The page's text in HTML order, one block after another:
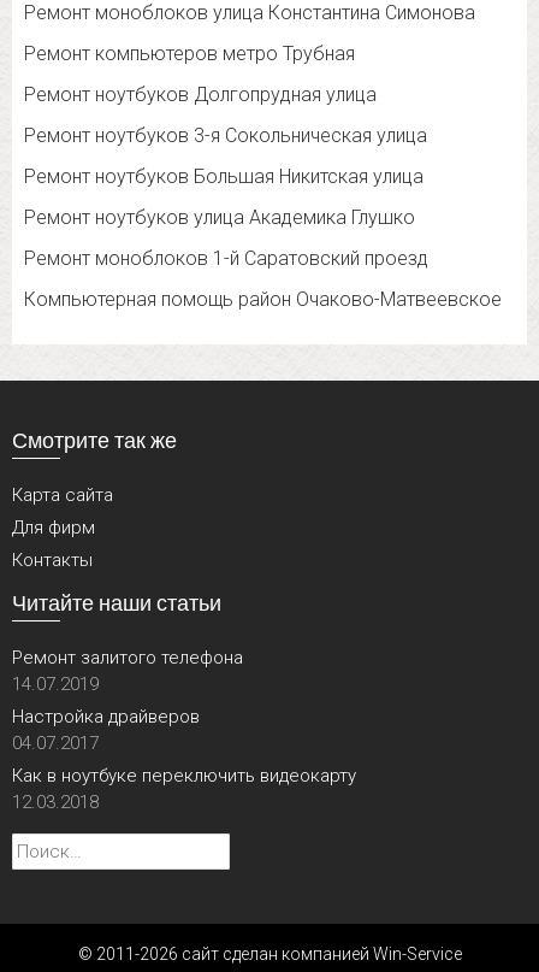
Ремонт моноблоков улица Константина Симонова
Ремонт компьютеров метро Трубная
Ремонт ноутбуков Долгопрудная улица
Ремонт ноутбуков 3-я Сокольническая улица
Ремонт ноутбуков Большая Никитская улица
Ремонт ноутбуков улица Академика Глушко
Ремонт моноблоков 1-й Саратовский проезд
Компьютерная помощь район Очаково-Матвеевское
Смотрите так же
Карта сайта
Для фирм
Контакты
Читайте наши статьи
Ремонт залитого телефона
14.07.2019
Настройка драйверов
04.07.2017
Как в ноутбуке переключить видеокарту
12.03.2018
Найти:
© 2011-2026 сайт сделан компанией Win-Service